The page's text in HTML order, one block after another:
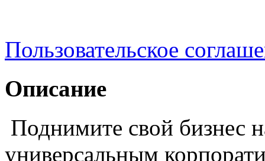
Пользовательское
Описание
Поднимите свой бизнес
универсальным